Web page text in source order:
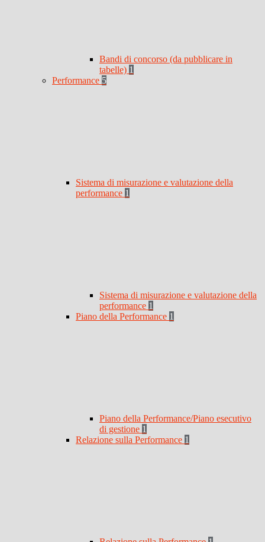
Bandi di concorso (da pubblicare in
tabelle) 1
Performance 5
Sistema di misurazione e valutazione della
performance 1
Sistema di misurazione e valutazione della
performance 1
Piano della Performance 1
Piano della Performance/Piano esecutivo
di gestione 1
Relazione sulla Performance 1